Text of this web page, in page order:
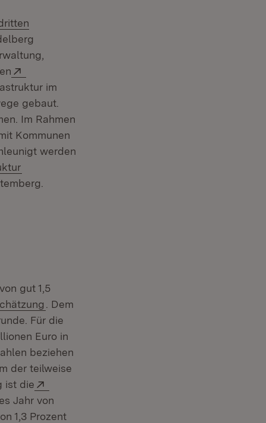
im
gebaut.
Im Rahmen
Kommunen
werden
gut 1,5
(Öffnet in neuem Fenster)
. Dem
Für die
Euro in
beziehen
der teilweise
ist die
Jahr von
1,3 Prozent